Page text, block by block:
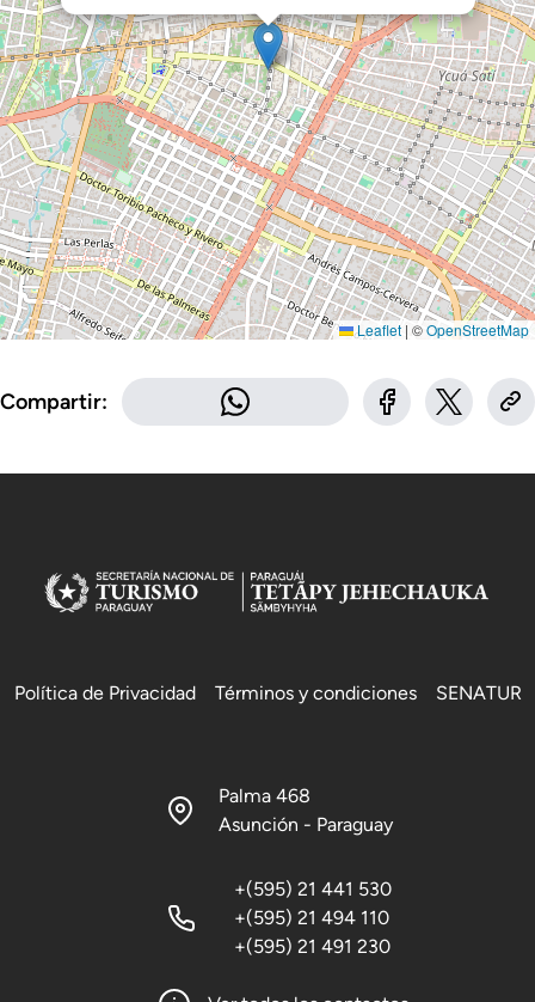
Leaflet | ©OpenStreetMap
Compartir:
Política de Privacidad Términos y condiciones SENATUR
Palma 468
Asunción - Paraguay
+(595) 21 441 530
+(595) 21 494 110
+(595) 21 491 230